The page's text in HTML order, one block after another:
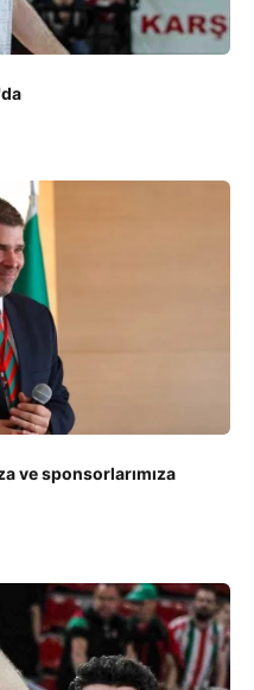
ve sponsorlarımıza